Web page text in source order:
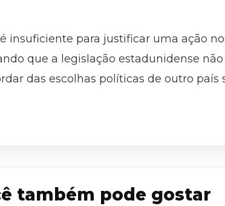
é insuficiente para justificar uma ação
que a legislação estadunidense
das escolhas políticas de outro país
também pode gostar